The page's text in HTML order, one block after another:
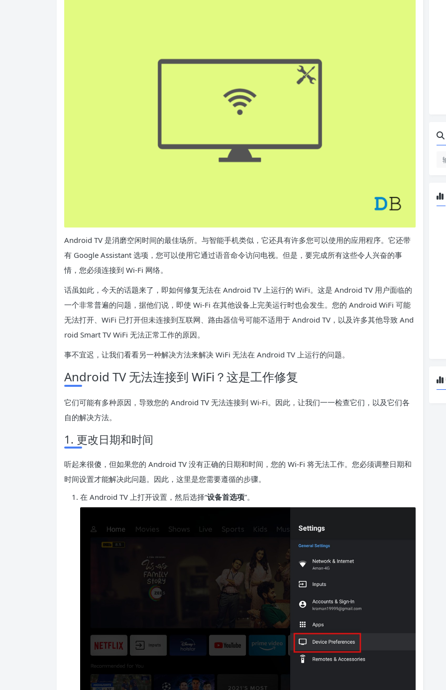
Android TV 是消磨空闲时间的最佳场所。与智能手机类似，它还具有许多您可以使用的应用程序。它还带
有 Google Assistant 选项，您可以使用它通过语音命令访问电视。但是，要完成所有这些令人兴奋的事
情，您必须连接到 Wi-Fi 网络。
话虽如此，今天的话题来了，即如何修复无法在 Android TV 上运行的 WiFi。这是 Android TV 用户面临的
一个非常普遍的问题，据他们说，即使 Wi-Fi 在其他设备上完美运行时也会发生。您的 Android WiFi 可能
无法打开、WiFi 已打开但未连接到互联网、路由器信号可能不适用于 Android TV，以及许多其他导致 And
roid Smart TV WiFi 无法正常工作的原因。
事不宜迟，让我们看看另一种解决方法来解决 WiFi 无法在 Android TV 上运行的问题。
Android TV 无法连接到 WiFi？这是工作修复
它们可能有多种原因，导致您的 Android TV 无法连接到 Wi-Fi。因此，让我们一一检查它们，以及它们各
自的解决方法。
1. 更改日期和时间
听起来很傻，但如果您的 Android TV 没有正确的日期和时间，您的 Wi-Fi 将无法工作。您必须调整日期和
时间设置才能解决此问题。因此，这里是您需要遵循的步骤。
在 Android TV 上打开设置，然后选择“设备首选项”。